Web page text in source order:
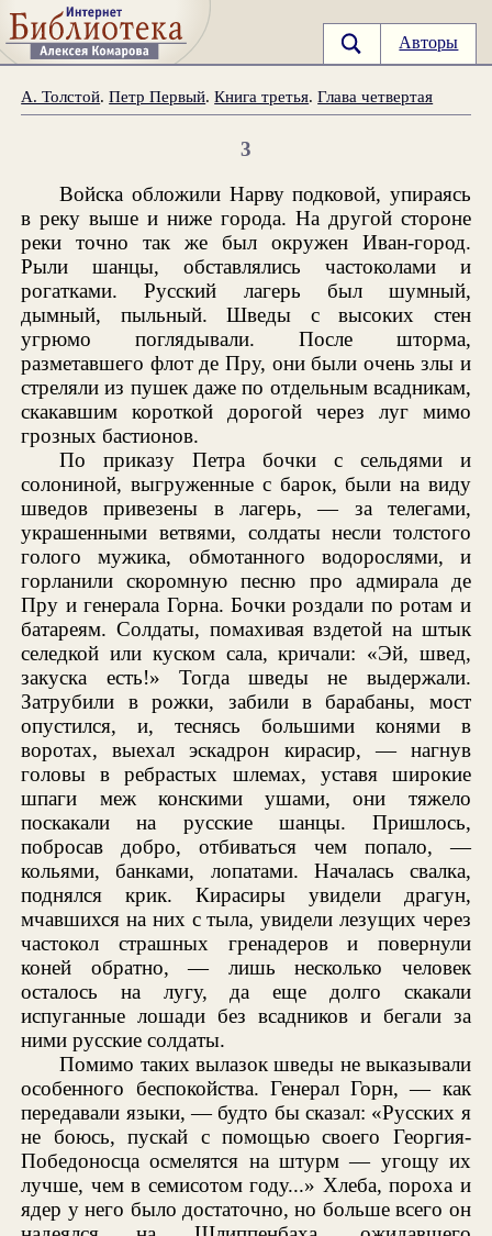
Авторы
А. Толстой.Петр Первый.Книга третья.Глава четвертая
3
Войска обложили Нарву подковой, упираясь
в реку выше и ниже города. На другой стороне
реки точно так же был окружен Иван-город.
Рыли шанцы, обставлялись частоколами и
рогатками. Русский лагерь был шумный,
дымный, пыльный. Шведы с высоких стен
угрюмо поглядывали. После шторма,
разметавшего флот де Пру, они были очень злы и
стреляли из пушек даже по отдельным всадникам,
скакавшим короткой дорогой через луг мимо
грозных бастионов.
По приказу Петра бочки с сельдями и
солониной, выгруженные с барок, были на виду
шведов привезены в лагерь, — за телегами,
украшенными ветвями, солдаты несли толстого
голого мужика, обмотанного водорослями, и
горланили скоромную песню про адмирала де
Пру и генерала Горна. Бочки роздали по ротам и
батареям. Солдаты, помахивая вздетой на штык
селедкой или куском сала, кричали: «Эй, швед,
закуска есть!» Тогда шведы не выдержали.
Затрубили в рожки, забили в барабаны, мост
опустился, и, теснясь большими конями в
воротах, выехал эскадрон кирасир, — нагнув
головы в ребрастых шлемах, уставя широкие
шпаги меж конскими ушами, они тяжело
поскакали на русские шанцы. Пришлось,
побросав добро, отбиваться чем попало, —
кольями, банками, лопатами. Началась свалка,
поднялся крик. Кирасиры увидели драгун,
мчавшихся на них с тыла, увидели лезущих через
частокол страшных гренадеров и повернули
коней обратно, — лишь несколько человек
осталось на лугу, да еще долго скакали
испуганные лошади без всадников и бегали за
ними русские солдаты.
Помимо таких вылазок шведы не выказывали
особенного беспокойства. Генерал Горн, — как
передавали языки, — будто бы сказал: «Русских я
не боюсь, пускай с помощью своего Георгия-
Победоносца осмелятся на штурм — угощу их
лучше, чем в семисотом году...» Хлеба, пороха и
ядер у него было достаточно, но больше всего он